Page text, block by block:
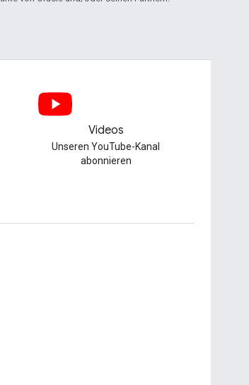
Videos
Unseren YouTube-Kanal
abonnieren